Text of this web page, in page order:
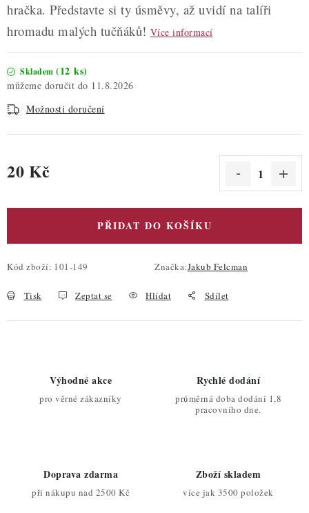
hračka. Představte si ty úsměvy, až uvidí na talíři
hromadu malých tučňáků! Více informací
Skladem (12 ks)
11.8.2026
Možnosti doručení
20 Kč
PŘIDAT DO KOŠÍKU
Kód zboží: 101-149 Značka:Jakub Felcman
Tisk Zeptat se Hlídat Sdílet
Výhodné akce
pro věrné zákazníky
Rychlé dodání
průměrná doba dodání 1,8
pracovního dne.
Doprava zdarma
při nákupu nad 2500 Kč
Zboží skladem
více jak 3500 položek